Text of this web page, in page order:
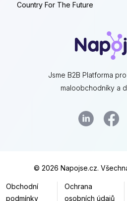
Jsme B2B Platforma
maloobchodníky a
Country For The Future
© 2026 Napojse.cz.
Obchodní
podmínky
Ochrana
osobních údajů